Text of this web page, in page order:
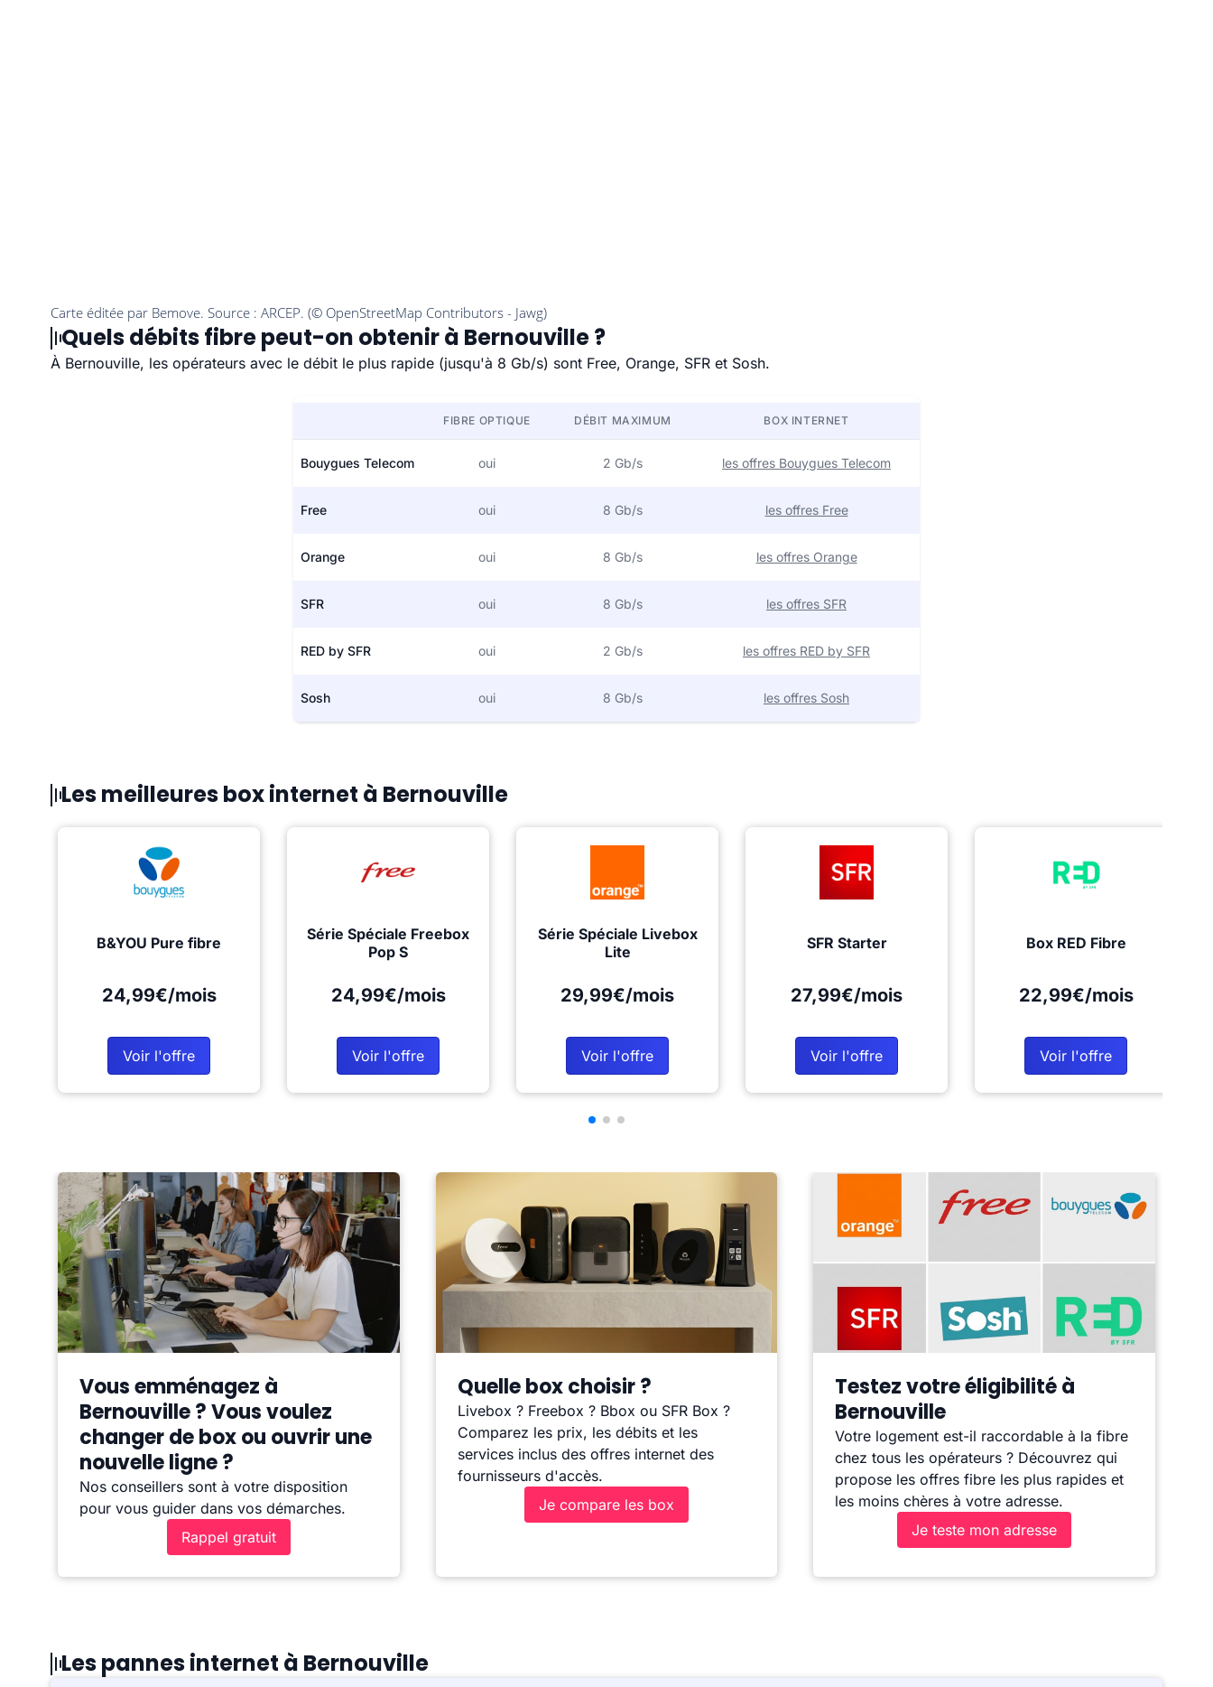
Quels débits fibre peut-on obtenir à Bernouville ?
À Bernouville, les opérateurs avec le débit le plus rapide (jusqu'à 8 Gb/s) sont Free, Orange, SFR et Sosh.
FIBRE OPTIQUE DÉBIT MAXIMUM BOX INTERNET
Bouygues Telecom oui 2 Gb/s les offres Bouygues Telecom
Free oui 8 Gb/s les offres Free
Orange oui 8 Gb/s les offres Orange
SFR oui 8 Gb/s les offres SFR
RED by SFR oui 2 Gb/s les offres RED by SFR
Sosh oui 8 Gb/s les offres Sosh
Les meilleures box internet à Bernouville
B&YOU Pure fibre
24,99€/mois
Voir l'offre
Série Spéciale Freebox
Pop S
24,99€/mois
Voir l'offre
Série Spéciale Livebox
Lite
29,99€/mois
Voir l'offre
SFR Starter
27,99€/mois
Voir l'offre
Box RED Fibre
22,99€/mois
Voir l'offre
Vous emménagez à
Bernouville ? Vous voulez
changer de box ou ouvrir une
nouvelle ligne ?
Nos conseillers sont à votre disposition
pour vous guider dans vos démarches.
Rappel gratuit
Quelle box choisir ?
Livebox ? Freebox ? Bbox ou SFR Box ?
Comparez les prix, les débits et les
services inclus des offres internet des
fournisseurs d'accès.
Je compare les box
Testez votre éligibilité à
Bernouville
Votre logement est-il raccordable à la fibre
chez tous les opérateurs ? Découvrez qui
propose les offres fibre les plus rapides et
les moins chères à votre adresse.
Je teste mon adresse
Les pannes internet à Bernouville